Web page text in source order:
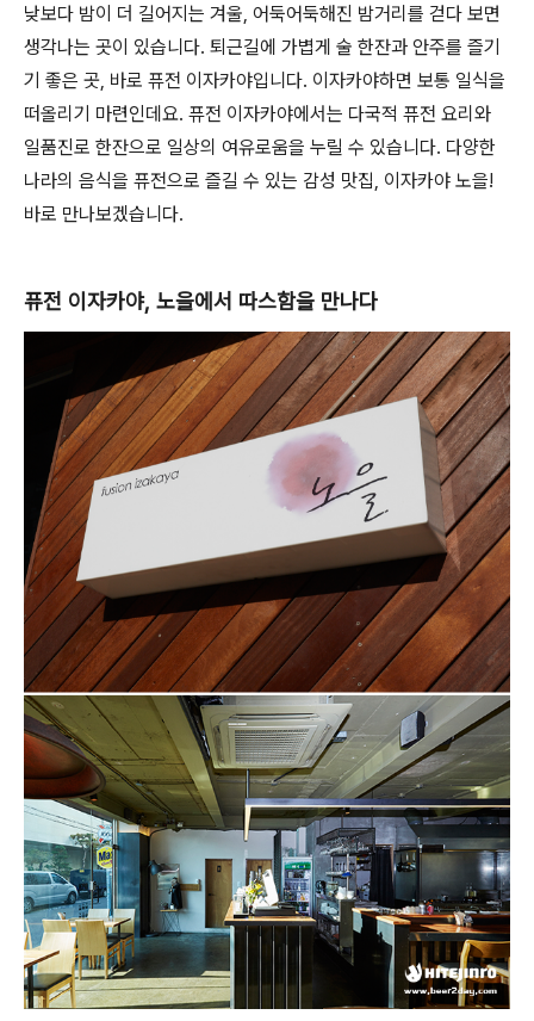
낮보다 밤이 더 길어지는 겨울, 어둑어둑해진 밤거리를 걷다 보면
생각나는 곳이 있습니다. 퇴근길에 가볍게 술 한잔과 안주를 즐기
기 좋은 곳, 바로 퓨전 이자카야입니다. 이자카야하면 보통 일식을
떠올리기 마련인데요. 퓨전 이자카야에서는 다국적 퓨전 요리와
일품진로 한잔으로 일상의 여유로움을 누릴 수 있습니다. 다양한
나라의 음식을 퓨전으로 즐길 수 있는 감성 맛집, 이자카야 노을!
바로 만나보겠습니다.
퓨전 이자카야, 노을에서 따스함을 만나다